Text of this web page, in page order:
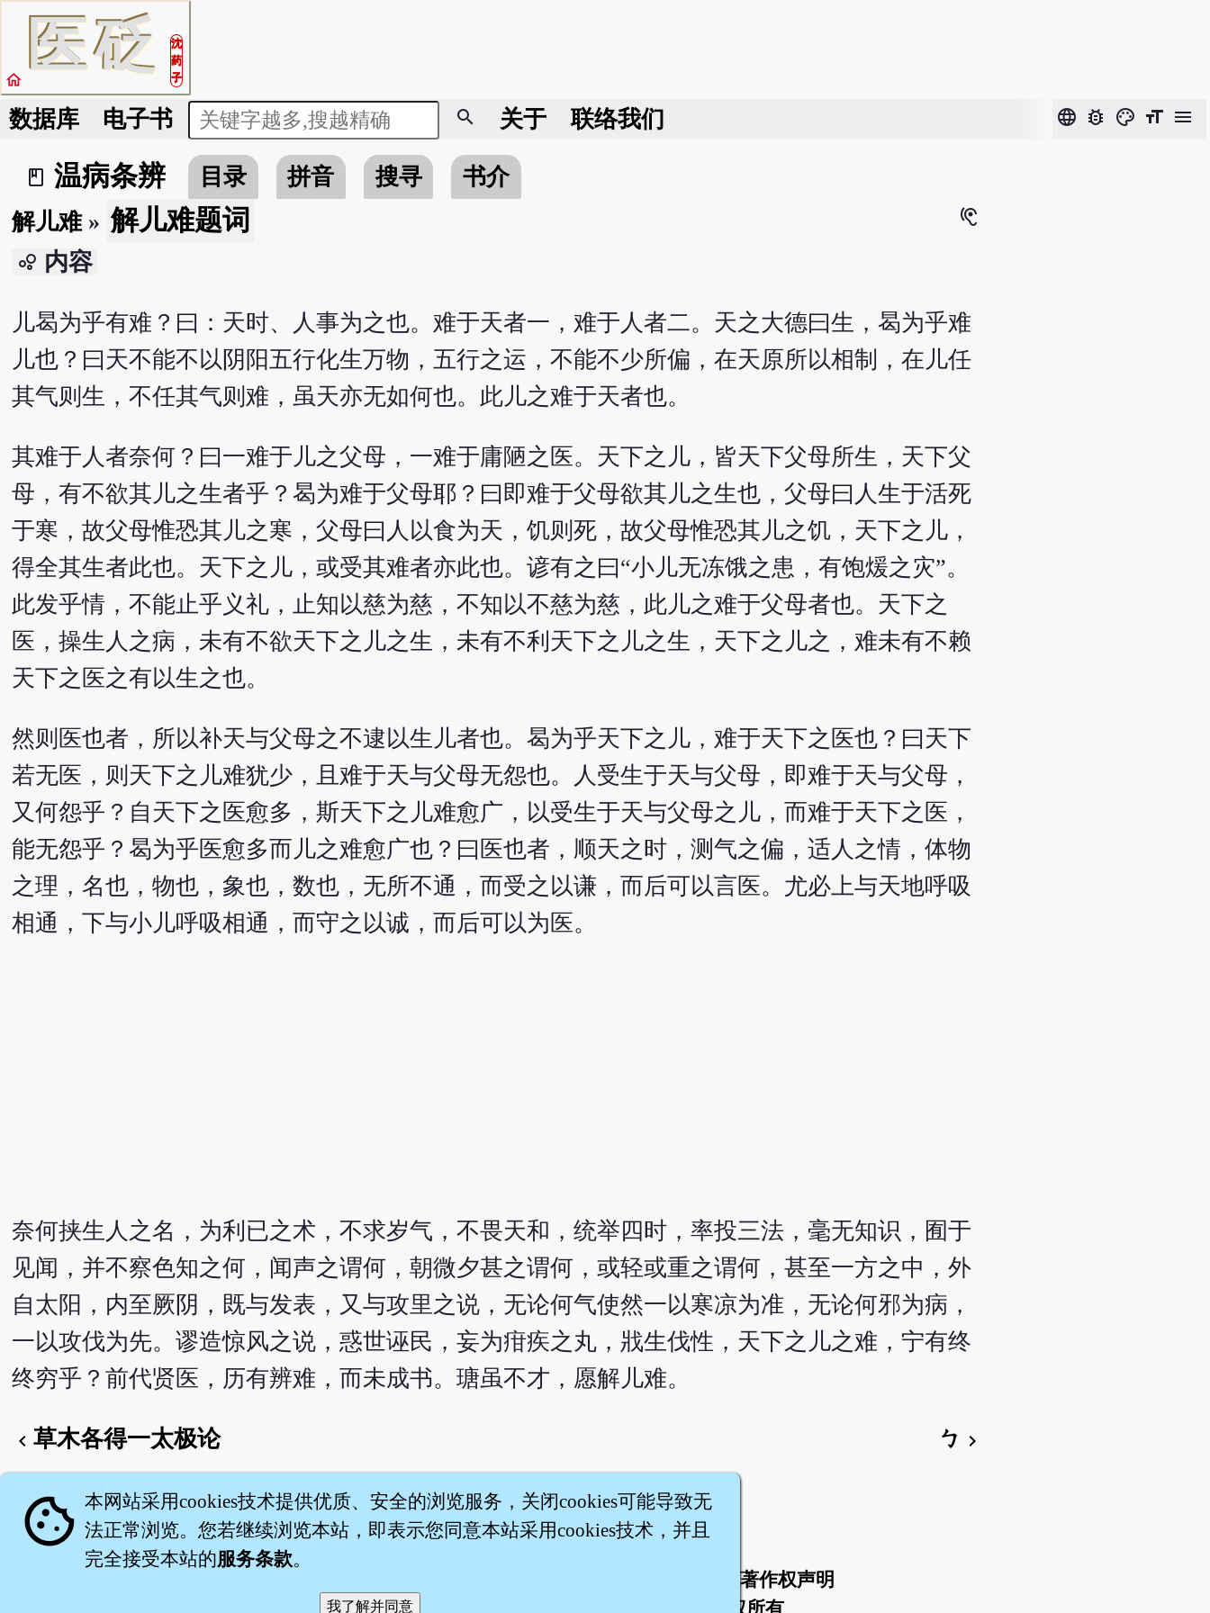
医砭
沈
药
子
home
数据库 电子书 search 关于 联络我们 language bug_report color_lens format_size menu
book_2
温病条辨 目录 拼音 搜寻
书介
解儿难» 解儿难题词 hearing
bubble_chart 内容
儿曷为乎有难？曰：天时、人事为之也。难于天者一，难于人者二。天之大德曰生，曷为乎难
儿也？曰天不能不以阴阳五行化生万物，五行之运，不能不少所偏，在天原所以相制，在儿任
其气则生，不任其气则难，虽天亦无如何也。此儿之难于天者也。
其难于人者奈何？曰一难于儿之父母，一难于庸陋之医。天下之儿，皆天下父母所生，天下父
母，有不欲其儿之生者乎？曷为难于父母耶？曰即难于父母欲其儿之生也，父母曰人生于活死
于寒，故父母惟恐其儿之寒，父母曰人以食为天，饥则死，故父母惟恐其儿之饥，天下之儿，
得全其生者此也。天下之儿，或受其难者亦此也。谚有之曰“小儿无冻饿之患，有饱煖之灾”。
此发乎情，不能止乎义礼，止知以慈为慈，不知以不慈为慈，此儿之难于父母者也。天下之
医，操生人之病，未有不欲天下之儿之生，未有不利天下之儿之生，天下之儿之，难未有不赖
天下之医之有以生之也。
然则医也者，所以补天与父母之不逮以生儿者也。曷为乎天下之儿，难于天下之医也？曰天下
若无医，则天下之儿难犹少，且难于天与父母无怨也。人受生于天与父母，即难于天与父母，
又何怨乎？自天下之医愈多，斯天下之儿难愈广，以受生于天与父母之儿，而难于天下之医，
能无怨乎？曷为乎医愈多而儿之难愈广也？曰医也者，顺天之时，测气之偏，适人之情，体物
之理，名也，物也，象也，数也，无所不通，而受之以谦，而后可以言医。尤必上与天地呼吸
相通，下与小儿呼吸相通，而守之以诚，而后可以为医。
奈何挟生人之名，为利已之术，不求岁气，不畏天和，统举四时，率投三法，毫无知识，囿于
见闻，并不察色知之何，闻声之谓何，朝微夕甚之谓何，或轻或重之谓何，甚至一方之中，外
自太阳，内至厥阴，既与发表，又与攻里之说，无论何气使然一以寒凉为准，无论何邪为病，
一以攻伐为先。谬造惊风之说，惑世诬民，妄为疳疾之丸，戕生伐性，天下之儿之难，宁有终
终穷乎？前代贤医，历有辨难，而未成书。瑭虽不才，愿解儿难。
chevron_left 草木各得一太极论 ㄅ chevron_right
English version
著作权声明
著作权所有
cookie 本网站采用cookies技术提供优质、安全的浏览服务，关闭cookies可能导致无
法正常浏览。您若继续浏览本站，即表示您同意本站采用cookies技术，并且
完全接受本站的服务条款。